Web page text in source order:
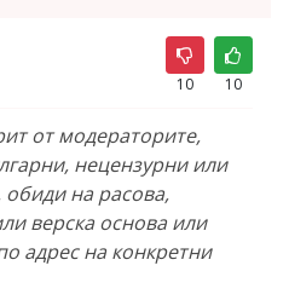
10 10
от модераторите,
нецензурни или
на расова,
верска основа или
адрес на конкретни